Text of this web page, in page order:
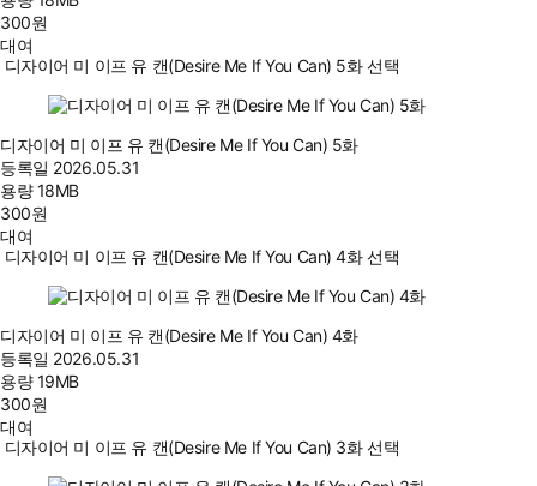
300원
대여
디자이어 미 이프 유 캔(Desire Me If You Can) 5화 선택
디자이어 미 이프 유 캔(Desire Me If You Can) 5화
등록일 2026.05.31
용량18MB
300원
대여
디자이어 미 이프 유 캔(Desire Me If You Can) 4화 선택
디자이어 미 이프 유 캔(Desire Me If You Can) 4화
등록일 2026.05.31
용량19MB
300원
대여
디자이어 미 이프 유 캔(Desire Me If You Can) 3화 선택